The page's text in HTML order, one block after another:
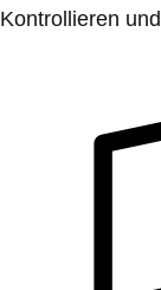
Kontrollieren